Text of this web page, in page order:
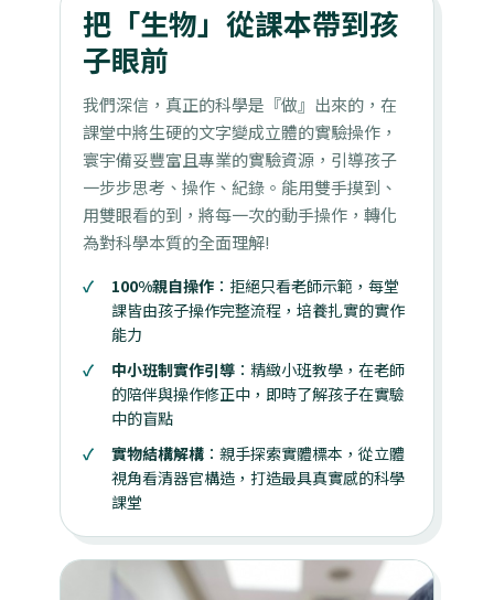
把「生物」從課本帶到孩
子眼前
我們深信，真正的科學是『做』出來的，在
課堂中將生硬的文字變成立體的實驗操作，
寰宇備妥豐富且專業的實驗資源，引導孩子
一步步思考、操作、紀錄。能用雙手摸到、
用雙眼看的到，將每一次的動手操作，轉化
為對科學本質的全面理解!
100%親自操作 ：拒絕只看老師示範，每堂
課皆由孩子操作完整流程，培養扎實的實作
能力
中小班制實作引導 ：精緻小班教學，在老師
的陪伴與操作修正中，即時了解孩子在實驗
中的盲點
實物結構解構 ：親手探索實體標本，從立體
視角看清器官構造，打造最具真實感的科學
課堂